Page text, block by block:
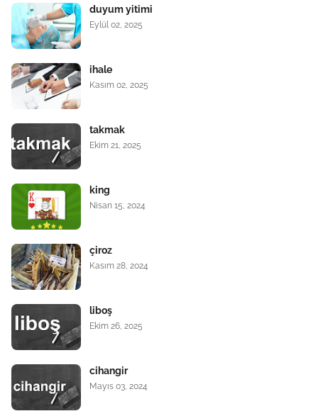
duyum yitimi
Eylül 02, 2025
ihale
Kasım 02, 2025
takmak
Ekim 21, 2025
king
Nisan 15, 2024
çiroz
Kasım 28, 2024
liboş
Ekim 26, 2025
cihangir
Mayıs 03, 2024